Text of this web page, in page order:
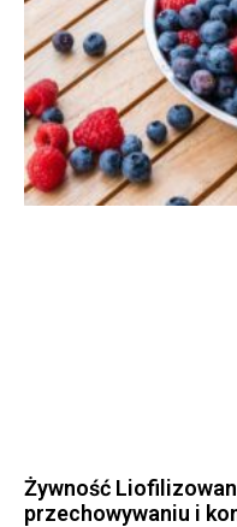
Żywność
przechowywaniu i